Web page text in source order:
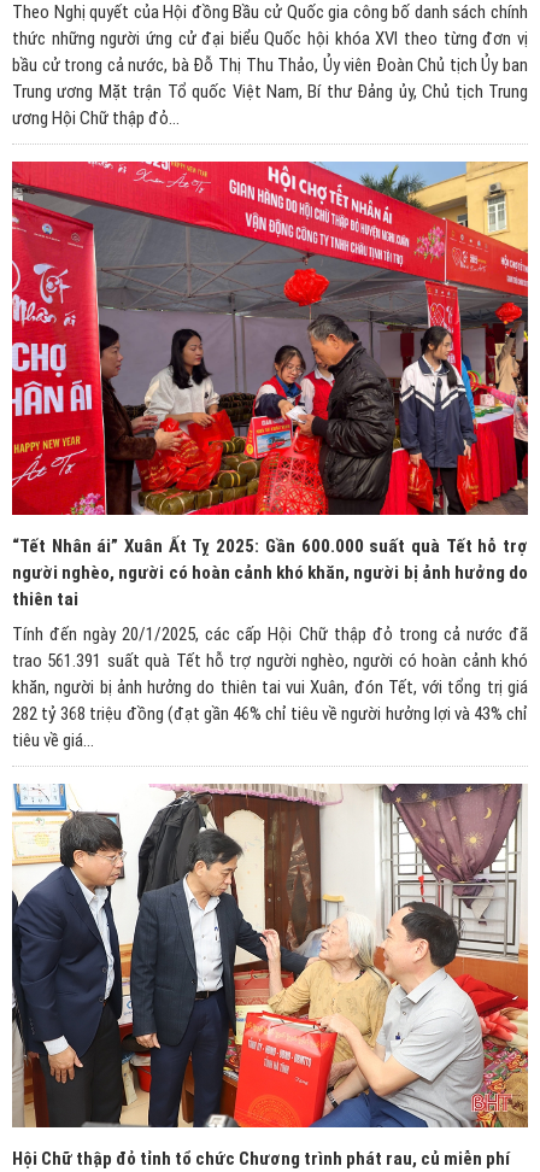
Theo Nghị quyết của Hội đồng Bầu cử Quốc gia công bố danh sách chính
thức những người ứng cử đại biểu Quốc hội khóa XVI theo từng đơn vị
bầu cử trong cả nước, bà Đỗ Thị Thu Thảo, Ủy viên Đoàn Chủ tịch Ủy ban
Trung ương Mặt trận Tổ quốc Việt Nam, Bí thư Đảng ủy, Chủ tịch Trung
ương Hội Chữ thập đỏ...
“Tết Nhân ái” Xuân Ất Tỵ 2025: Gần 600.000 suất quà Tết hỗ trợ
người nghèo, người có hoàn cảnh khó khăn, người bị ảnh hưởng do
thiên tai
Tính đến ngày 20/1/2025, các cấp Hội Chữ thập đỏ trong cả nước đã
trao 561.391 suất quà Tết hỗ trợ người nghèo, người có hoàn cảnh khó
khăn, người bị ảnh hưởng do thiên tai vui Xuân, đón Tết, với tổng trị giá
282 tỷ 368 triệu đồng (đạt gần 46% chỉ tiêu về người hưởng lợi và 43% chỉ
tiêu về giá...
Hội Chữ thập đỏ tỉnh tổ chức Chương trình phát rau, củ miễn phí